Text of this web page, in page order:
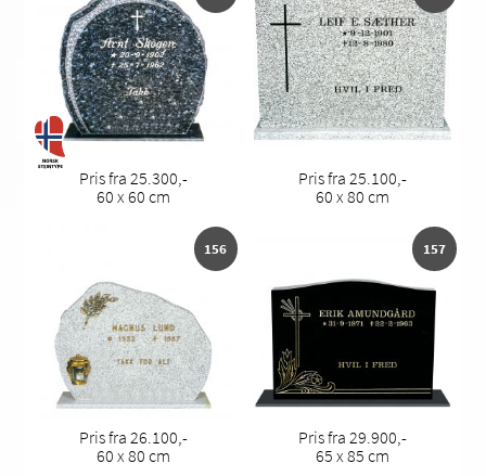
Pris fra 25.300,-
60 x 60 cm
Pris fra 25.100,-
60 x 80 cm
156
Pris fra 26.100,-
60 x 80 cm
157
Pris fra 29.900,-
65 x 85 cm